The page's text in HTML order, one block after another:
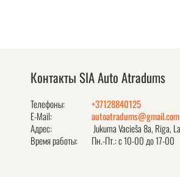
Контакты SIA Auto Atradums
Телефоны:
+37128840125
E-Mail:
autoatradums@gmail.com
Адрес:
Jukuma Vacieša 8a, Rīga,
Время работы:
Пн.-Пт.: с 10-00 до 17-00